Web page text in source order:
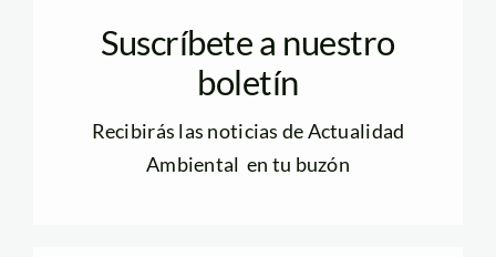
Suscríbete a nuestro
boletín
Recibirás las noticias de Actualidad
Ambiental en tu buzón